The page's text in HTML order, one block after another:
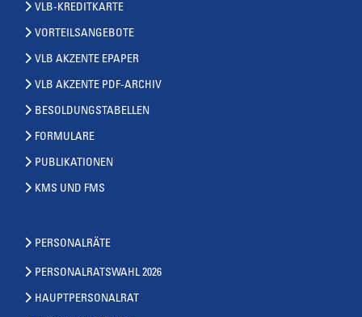
VLB-KREDITKARTE
VORTEILSANGEBOTE
VLB AKZENTE EPAPER
VLB AKZENTE PDF-ARCHIV
BESOLDUNGSTABELLEN
FORMULARE
PUBLIKATIONEN
KMS UND FMS
PERSONALRÄTE
PERSONALRATSWAHL 2026
HAUPTPERSONALRAT